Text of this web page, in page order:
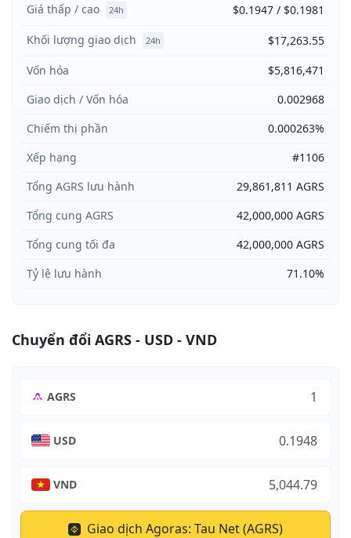
Giá thấp / cao 24h
$0.1947 / $0.1981
Khối lượng giao dịch
24h
$17,263.55
Vốn hóa
$5,816,471
Giao dịch / Vốn hóa
0.002968
Chiếm thị phần
0.000263%
Xếp hạng
#1106
Tổng AGRS lưu hành
29,861,811 AGRS
Tổng cung AGRS
42,000,000 AGRS
Tổng cung tối đa
42,000,000 AGRS
Tỷ lệ lưu hành
71.10%
Chuyển đổi AGRS - USD - VND
AGRS
USD
VND
Giao dịch Agoras: Tau Net (AGRS)